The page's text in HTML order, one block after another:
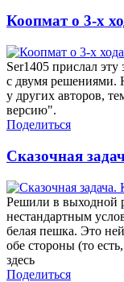
Коопмат о 3-х
Ser1405 прислал
с двумя решениями.
у других авторов,
версию".
Поделиться
Сказочная
Решили в выходной
нестандартным
белая пешка. Это
обе стороны (то
здесь
Поделиться